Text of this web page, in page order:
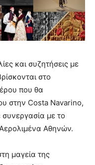
και συζητήσεις με
στο
που θα
στην Costa Navarino,
με το
Αθηνών.
μαγεία της